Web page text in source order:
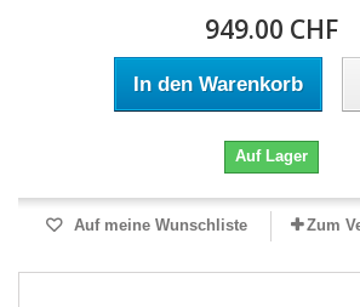
949.00 CHF
In den Warenkorb
Auf Lager
Auf meine Wunschliste Zum